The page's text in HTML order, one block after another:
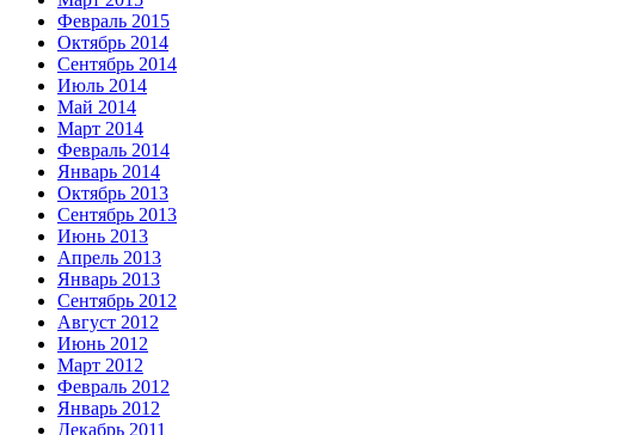
Февраль 2015
Октябрь 2014
Сентябрь 2014
Июль 2014
Май 2014
Март 2014
Февраль 2014
Январь 2014
Октябрь 2013
Сентябрь 2013
Июнь 2013
Апрель 2013
Январь 2013
Сентябрь 2012
Август 2012
Июнь 2012
Март 2012
Февраль 2012
Январь 2012
Декабрь 2011